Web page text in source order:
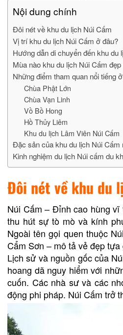
Nội dung chính
Đôi nét về khu du lịch Núi Cấm
Vị trí khu du lịch Núi Cấm ở đâu?
Hướng dẫn di chuyển đến khu du
Mùa nào khu du lịch Núi Cấm đẹp
Những điểm tham quan nổi tiếng
Chùa Phật Lớn
Chùa Vạn Linh
Vồ Bồ Hong
Hồ Thủy Liêm
Khu du lịch Lâm Viên Núi Cấm
Đặc sản của khu du lịch Núi Cấm
Kinh nghiệm du lịch Núi cấm du
Đôi nét về khu du
Núi Cấm – Đỉnh cao hùng
thu hút sự tò mò và kính
Ngoài tên gọi quen thuộc
Cẩm Sơn – mô tả vẻ đẹp
Lịch sử và nguồn gốc của
hoang dã nguy hiểm với
cuốn. Các nhà sư và các
động phi pháp. Núi Cấm trở